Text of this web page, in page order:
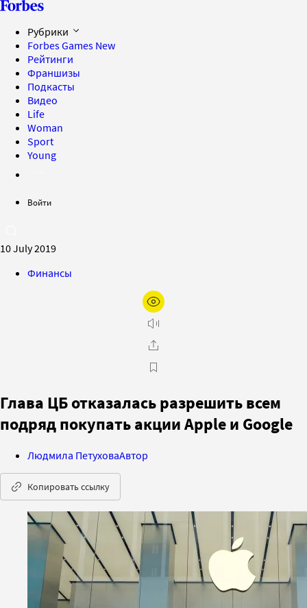
Рубрики
Forbes Games New
Рейтинги
Франшизы
Подкасты
Видео
Life
Woman
Sport
Young
Войти
10 July 2019
Финансы
Глава ЦБ отказалась разрешить всем
подряд покупать акции Apple и Google
Людмила ПетуховаАвтор
Копировать ссылку